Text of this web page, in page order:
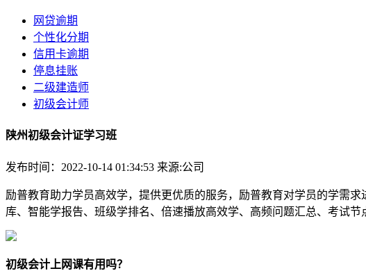
网贷逾期
个性化分期
信用卡逾期
停息挂账
二级建造师
初级会计师
陕州初级会计证学习班
发布时间：2022-10-14 01:34:53 来源:公司
励普教育助力学员高效学，提供更优质的服务，励普教育对学员的学需
库、智能学报告、班级学排名、倍速播放高效学、高频问题汇总、考试
初级会计上网课有用吗？